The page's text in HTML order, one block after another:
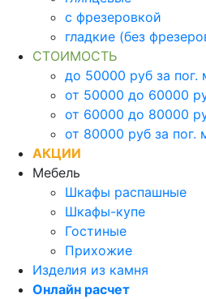
с фрезеровкой
гладкие (без
СТОИМОСТЬ
до 50000 руб за пог.
от 50000 до 60000
от 60000 до 80000
от 80000 руб за пог.
АКЦИИ
Мебель
Шкафы распашные
Шкафы-купе
Гостиные
Прихожие
Изделия из камня
Онлайн расчет